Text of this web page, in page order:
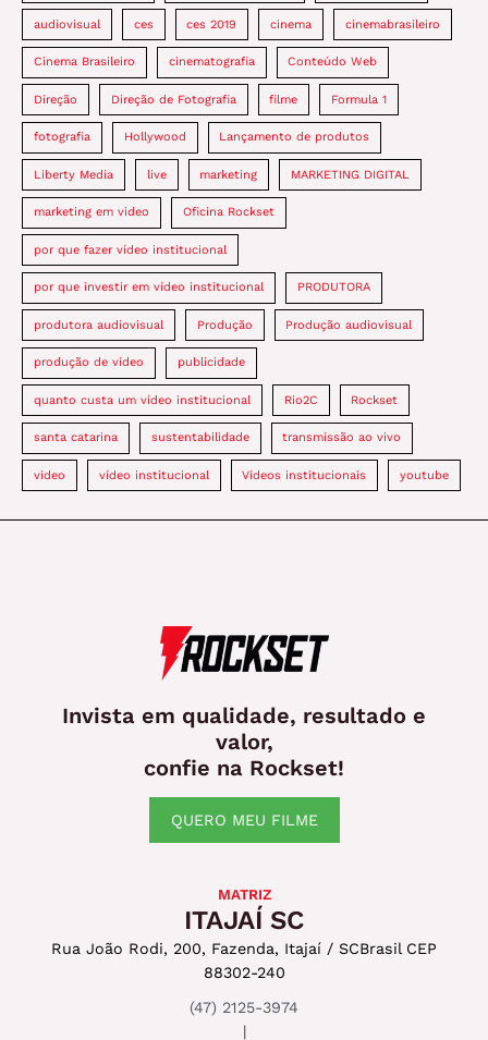
audiovisual ces ces 2019 cinema cinemabrasileiro
Cinema Brasileiro cinematografia Conteúdo Web
Direção Direção de Fotografia filme Formula 1
fotografia Hollywood Lançamento de produtos
Liberty Media live marketing MARKETING DIGITAL
marketing em video Oficina Rockset
por que fazer vídeo institucional
por que investir em vídeo institucional PRODUTORA
produtora audiovisual Produção Produção audiovisual
produção de vídeo publicidade
quanto custa um vídeo institucional Rio2C Rockset
santa catarina sustentabilidade transmissão ao vivo
video vídeo institucional Vídeos institucionais youtube
Invista em qualidade, resultado e
valor,
confie na Rockset!
QUERO MEU FILME
MATRIZ
ITAJAÍ SC
Rua João Rodi, 200, Fazenda, Itajaí / SCBrasil CEP
88302-240
(47) 2125-3974
|